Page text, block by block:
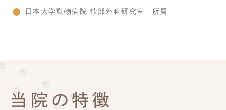
日本大学動物病院 軟部外科研究室 所属
当院の特徴